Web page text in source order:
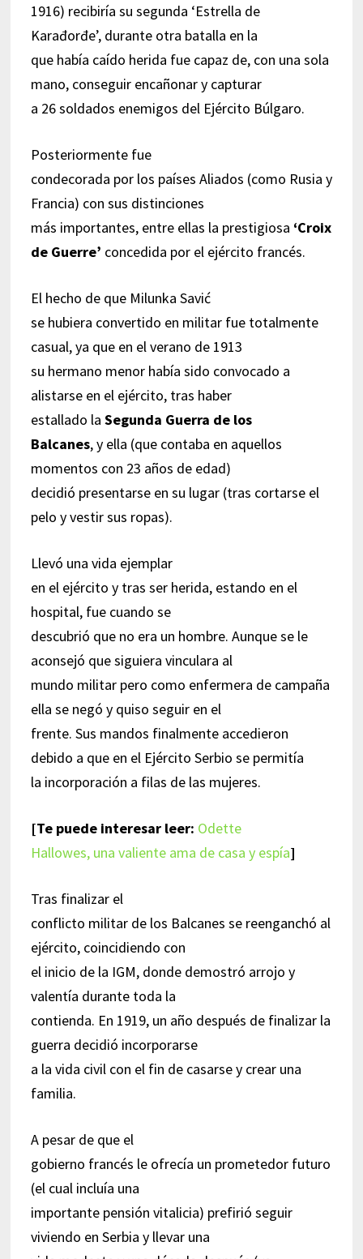
1916) recibiría su segunda ‘Estrella de
Karađorđe’, durante otra batalla en la
que había caído herida fue capaz de, con una sola
mano, conseguir encañonar y capturar
a 26 soldados enemigos del Ejército Búlgaro.
Posteriormente fue
condecorada por los países Aliados (como Rusia y
Francia) con sus distinciones
más importantes, entre ellas la prestigiosa ‘Croix
de Guerre’ concedida por el ejército francés.
El hecho de que Milunka Savić
se hubiera convertido en militar fue totalmente
casual, ya que en el verano de 1913
su hermano menor había sido convocado a
alistarse en el ejército, tras haber
estallado la Segunda Guerra de los
Balcanes, y ella (que contaba en aquellos
momentos con 23 años de edad)
decidió presentarse en su lugar (tras cortarse el
pelo y vestir sus ropas).
Llevó una vida ejemplar
en el ejército y tras ser herida, estando en el
hospital, fue cuando se
descubrió que no era un hombre. Aunque se le
aconsejó que siguiera vinculara al
mundo militar pero como enfermera de campaña
ella se negó y quiso seguir en el
frente. Sus mandos finalmente accedieron
debido a que en el Ejército Serbio se permitía
la incorporación a filas de las mujeres.
[Te puede interesar leer: Odette
Hallowes, una valiente ama de casa y espía]
Tras finalizar el
conflicto militar de los Balcanes se reenganchó al
ejército, coincidiendo con
el inicio de la IGM, donde demostró arrojo y
valentía durante toda la
contienda. En 1919, un año después de finalizar la
guerra decidió incorporarse
a la vida civil con el fin de casarse y crear una
familia.
A pesar de que el
gobierno francés le ofrecía un prometedor futuro
(el cual incluía una
importante pensión vitalicia) prefirió seguir
viviendo en Serbia y llevar una